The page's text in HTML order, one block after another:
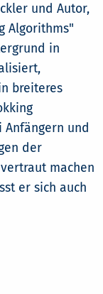
und Autor,
Algorithms"
in
breiteres
und
der
machen
er sich auch